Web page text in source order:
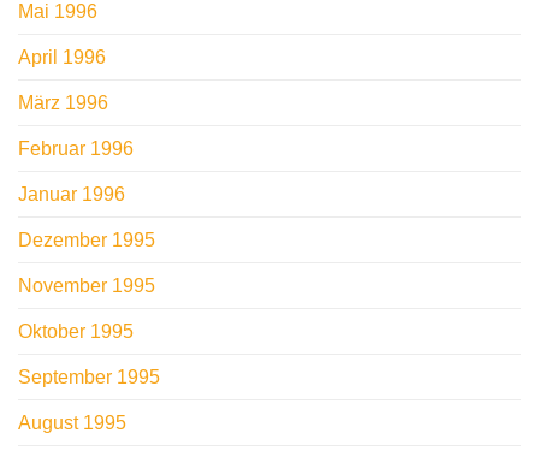
Mai 1996
April 1996
März 1996
Februar 1996
Januar 1996
Dezember 1995
November 1995
Oktober 1995
September 1995
August 1995